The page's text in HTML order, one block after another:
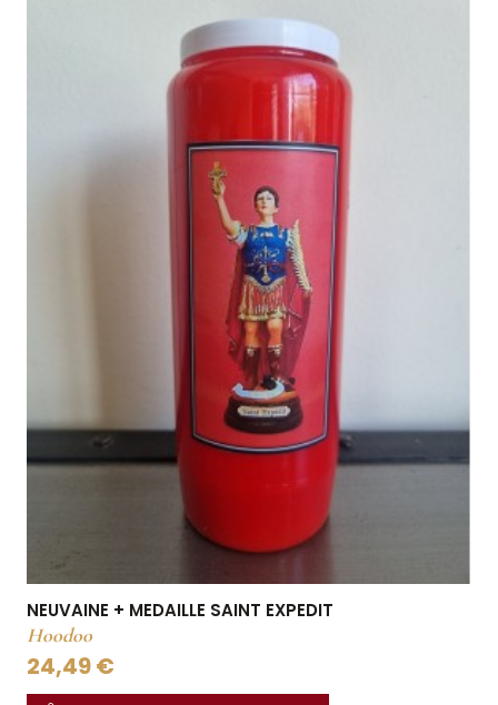
NEUVAINE + MEDAILLE SAINT EXPEDIT
Hoodoo
24,49 €